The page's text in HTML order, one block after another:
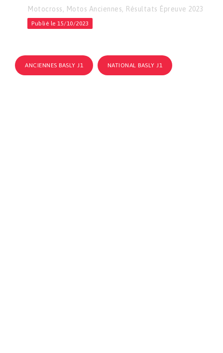
Motocross
Motos Anciennes Résultats Épreuve 2023
Publié le 15/10/2023
ANCIENNES BASLY J1 NATIONAL BASLY J1